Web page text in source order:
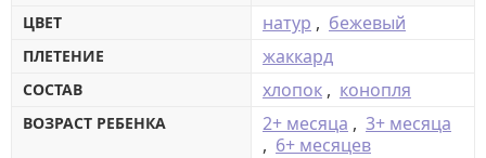
ЦВЕТ
натур , бежевый
ПЛЕТЕНИЕ жаккард
СОСТАВ хлопок , конопля
ВОЗРАСТ РЕБЕНКА 2+ месяца , 3+ месяца
, 6+ месяцев